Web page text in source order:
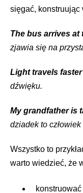
sięgać,
The bus arrives at
zjawia się na
Light travels
dźwięku.
My grandfather is
dziadek to
Wszystko to
warto wiedzieć, że